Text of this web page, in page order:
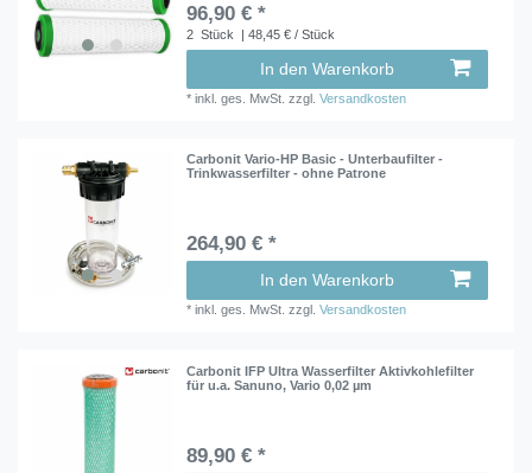
96,90 € *
2 Stück | 48,45 € / Stück
In den Warenkorb
*inkl. ges. MwSt. zzgl.Versandkosten
Carbonit Vario-HP Basic - Unterbaufilter -
Trinkwasserfilter - ohne Patrone
264,90 € *
In den Warenkorb
*inkl. ges. MwSt. zzgl.Versandkosten
Carbonit IFP Ultra Wasserfilter Aktivkohlefilter
für u.a. Sanuno, Vario 0,02 µm
89,90 € *